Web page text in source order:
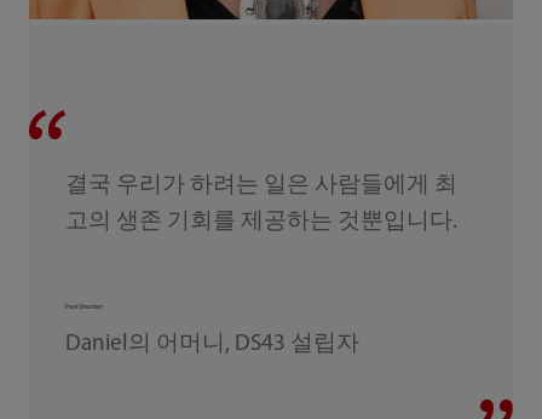
결국 우리가 하려는 일은 사람들에게 최
고의 생존 기회를 제공하는 것뿐입니다.
Pam Shurmer
Daniel의 어머니, DS43 설립자